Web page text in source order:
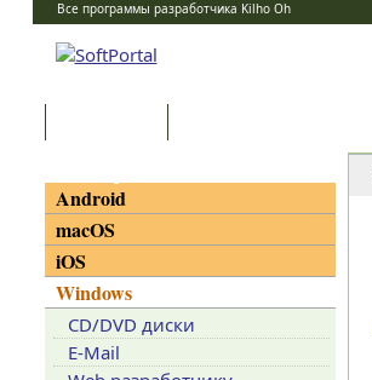
Все программы разработчика Kilho Oh
Android
macOS
iOS
Windows
CD/DVD диски
E-Mail